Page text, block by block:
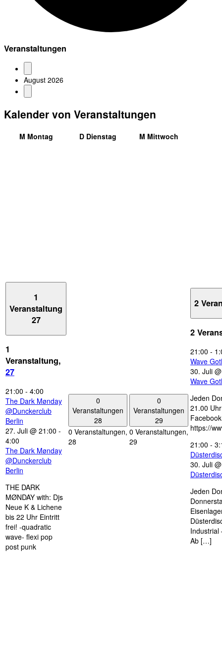
Veranstaltungen
August 2026
Kalender von Veranstaltungen
M Montag D Dienstag M Mittwoch
1
Veranstaltung
27
1
Veranstaltung,
27
21:00 - 4:00
The Dark Mønday
@Dunckerclub
Berlin
27. Juli @ 21:00 -
4:00
The Dark Mønday
@Dunckerclub
Berlin
THE DARK
MØNDAY with: Djs
Neue K & Lichene
bis 22 Uhr Eintritt
frei! -quadratic
wave- flexi pop
post punk
0
Veranstaltungen
28
0 Veranstaltungen,
28
0
Veranstaltungen
29
0 Veranstaltungen,
29
2
2
21:00 -
Wave
30. Juli
Wave
Jeden
21.00
https://
21:00 -
30. Juli
Jeden
Industrial
Ab […]